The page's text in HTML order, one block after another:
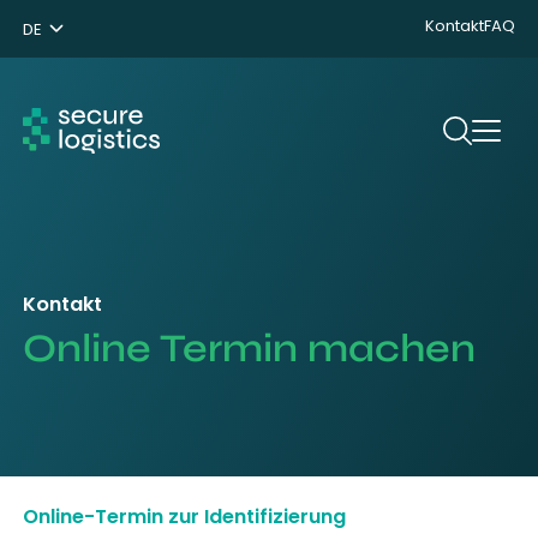
DE
NL
ENG
KontaktFAQ
Kontakt
Online Termin machen
Online-Termin zur Identifizierung